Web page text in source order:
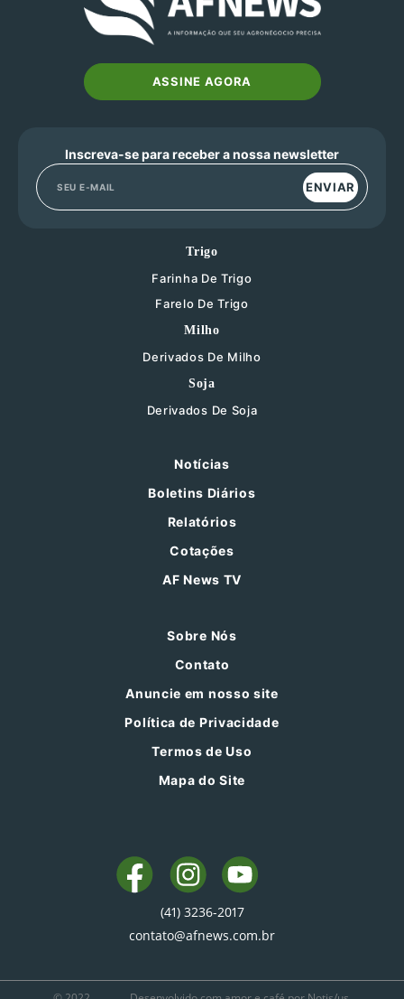
ASSINE AGORA
Inscreva-se para receber a nossa newsletter
ENVIAR
Trigo
Farinha De Trigo
Farelo De Trigo
Milho
Derivados De Milho
Soja
Derivados De Soja
Notícias
Boletins Diários
Relatórios
Cotações
AF News TV
Sobre Nós
Contato
Anuncie em nosso site
Política de Privacidade
Termos de Uso
Mapa do Site
(41) 3236-2017
contato@afnews.com.br